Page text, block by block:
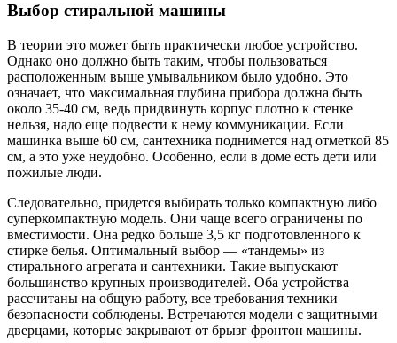
Выбор стиральной машины
В теории это может быть практически любое устройство.
Однако оно должно быть таким, чтобы пользоваться
расположенным выше умывальником было удобно. Это
означает, что максимальная глубина прибора должна быть
около 35-40 см, ведь придвинуть корпус плотно к стенке
нельзя, надо еще подвести к нему коммуникации. Если
машинка выше 60 см, сантехника поднимется над отметкой 85
см, а это уже неудобно. Особенно, если в доме есть дети или
пожилые люди.
Следовательно, придется выбирать только компактную либо
суперкомпактную модель. Они чаще всего ограничены по
вместимости. Она редко больше 3,5 кг подготовленного к
стирке белья. Оптимальный выбор — «тандемы» из
стирального агрегата и сантехники. Такие выпускают
большинство крупных производителей. Оба устройства
рассчитаны на общую работу, все требования техники
безопасности соблюдены. Встречаются модели с защитными
дверцами, которые закрывают от брызг фронтон машины.